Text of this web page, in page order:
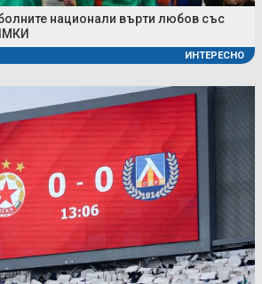
национали върти любов със
ИНТЕРЕСНО